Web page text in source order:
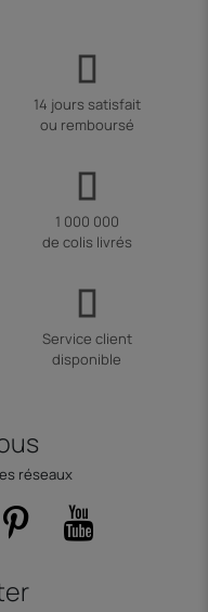
14 jours satisfait
ou remboursé
1 000 000
de colis livrés
Service client
disponible
réseaux